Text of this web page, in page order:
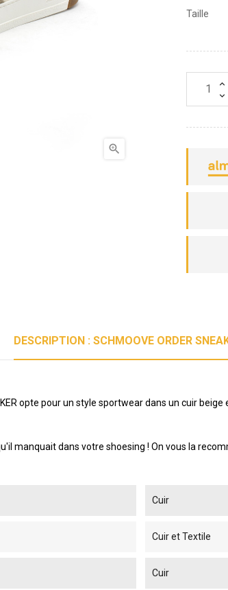

Taille
DESCRIPTION : SCHMOOVE ORDER
opte pour un style sportwear dans un cuir
manquait dans votre shoesing ! On vous la
Cuir
Cuir et Textile
Cuir